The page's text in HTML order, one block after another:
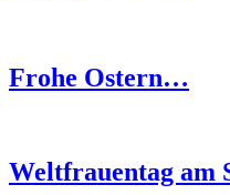
Frohe Ostern…
Weltfrauentag am